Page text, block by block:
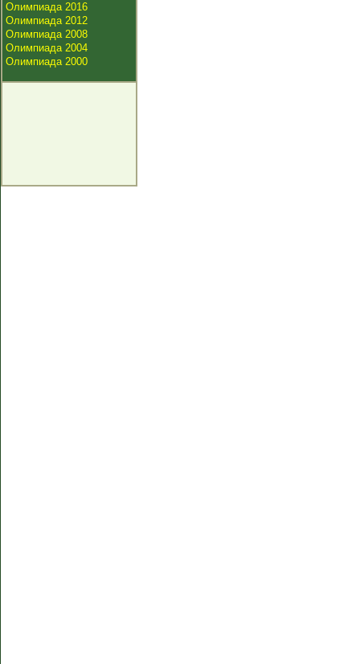
Олимпиада 2016
Олимпиада 2012
Олимпиада 2008
Олимпиада 2004
Олимпиада 2000